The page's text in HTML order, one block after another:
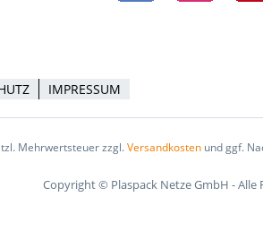
IMPRESSUM
Mehrwertsteuer zzgl.Versandkostenund ggf.
Copyright © Plaspack Netze GmbH - Alle